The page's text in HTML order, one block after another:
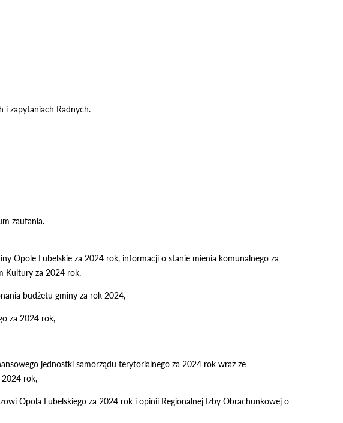
i zapytaniach Radnych.
zaufania.
Opole Lubelskie za 2024 rok, informacji o stanie mienia komunalnego za
Kultury za 2024 rok,
budżetu gminy za rok 2024,
za 2024 rok,
jednostki samorządu terytorialnego za 2024 rok wraz ze
2024 rok,
Opola Lubelskiego za 2024 rok i opinii Regionalnej Izby Obrachunkowej o